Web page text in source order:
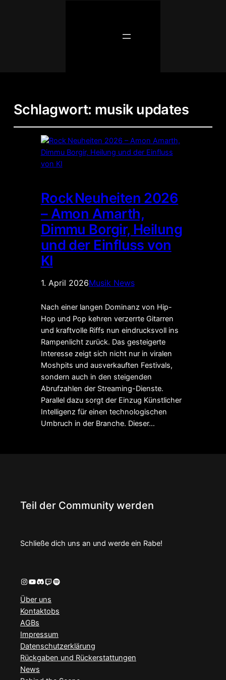
Schlagwort: musik updates
Rock Neuheiten 2026
– Amon Amarth,
Dimmu Borgir, Heilung
und der Einfluss von
KI
1. April 2026Musik News
Nach einer langen Dominanz von Hip-
Hop und Pop kehren verzerrte Gitarren
und kraftvolle Riffs nun eindrucksvoll ins
Rampenlicht zurück. Das gesteigerte
Interesse zeigt sich nicht nur in viralen
Moshpits und ausverkauften Festivals,
sondern auch in den steigenden
Abrufzahlen der Streaming-Dienste.
Parallel dazu sorgt der Einzug Künstlicher
Intelligenz für einen technologischen
Umbruch in der Branche. Dieser…
Teil der Community werden
Schließe dich uns an und werde ein Rabe!
Instagram YouTube Discord Twitch Spotify
Über uns
Kontaktobs
AGBs
Impressum
Datenschutzerklärung
Rückgaben und Rückerstattungen
News